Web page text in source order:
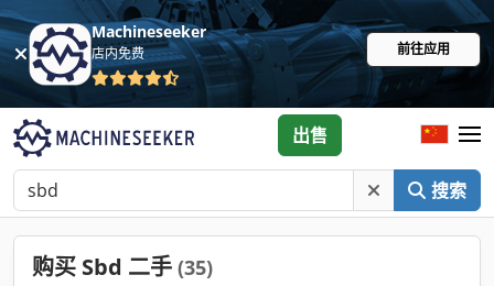
Machineseeker
店内免费 前往应用
搜索
出售
购买 Sbd 二手 (35)